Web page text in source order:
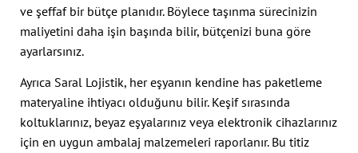
ve şeffaf bir bütçe planıdır. Böylece taşınma sürecinizin
maliyetini daha işin başında bilir, bütçenizi buna göre
ayarlarsınız.
Ayrıca Saral Lojistik, her eşyanın kendine has paketleme
materyaline ihtiyacı olduğunu bilir. Keşif sırasında
koltuklarınız, beyaz eşyalarınız veya elektronik cihazlarınız
için en uygun ambalaj malzemeleri raporlanır. Bu titiz